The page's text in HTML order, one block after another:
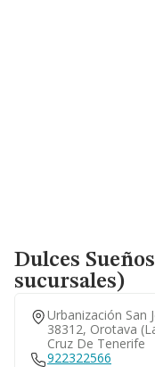
Dulces
sucursales)
Urbanización San
38312, Orotava
Cruz De Tenerife
922322566